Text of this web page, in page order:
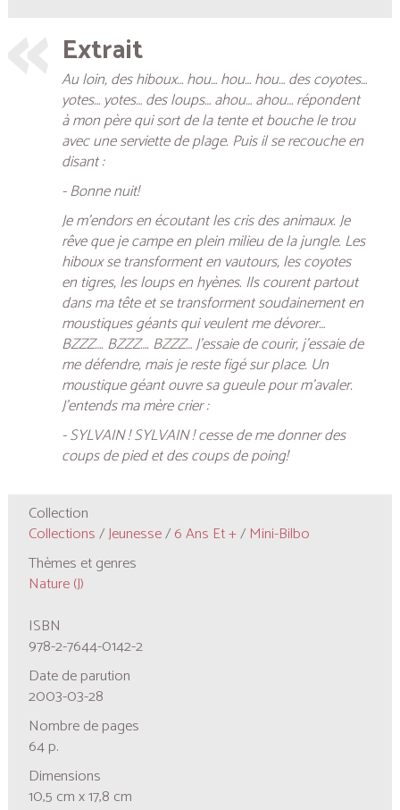
Extrait
Au loin, des hiboux… hou… hou… hou… des coyotes…
yotes… yotes… des loups… ahou… ahou… répondent
à mon père qui sort de la tente et bouche le trou
avec une serviette de plage. Puis il se recouche en
disant :
- Bonne nuit!
Je m’endors en écoutant les cris des animaux. Je
rêve que je campe en plein milieu de la jungle. Les
hiboux se transforment en vautours, les coyotes
en tigres, les loups en hyènes. Ils courent partout
dans ma tête et se transforment soudainement en
moustiques géants qui veulent me dévorer…
BZZZ…. BZZZ…. BZZZ… J’essaie de courir, j’essaie de
me défendre, mais je reste figé sur place. Un
moustique géant ouvre sa gueule pour m’avaler.
J’entends ma mère crier :
- SYLVAIN ! SYLVAIN ! cesse de me donner des
coups de pied et des coups de poing!
Collection
Collections/Jeunesse/6 Ans Et +/ Mini-Bilbo
Thèmes et genres
Nature (J)
ISBN
978-2-7644-0142-2
Date de parution
2003-03-28
Nombre de pages
64 p.
Dimensions
10,5 cm x 17,8 cm